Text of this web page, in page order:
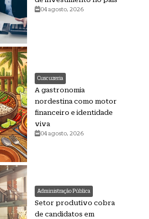
04 agosto, 2026
Cuscuzeria
A gastronomia
nordestina como motor
financeiro e identidade
viva
04 agosto, 2026
Administração Pública
Setor produtivo cobra
de candidatos em